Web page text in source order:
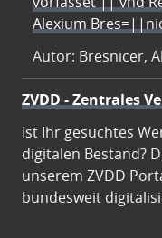
Alexium
Autor: Bresnicer,
ZVDD - Zentrales
Ist Ihr gesuchtes
digitalen Bestand?
unserem ZVDD
bundesweit